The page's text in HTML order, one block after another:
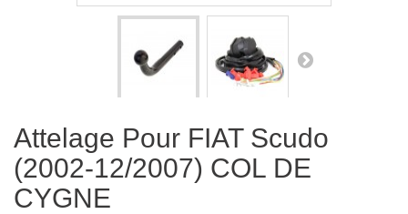
Attelage Pour FIAT Scudo
(2002-12/2007) COL DE
CYGNE